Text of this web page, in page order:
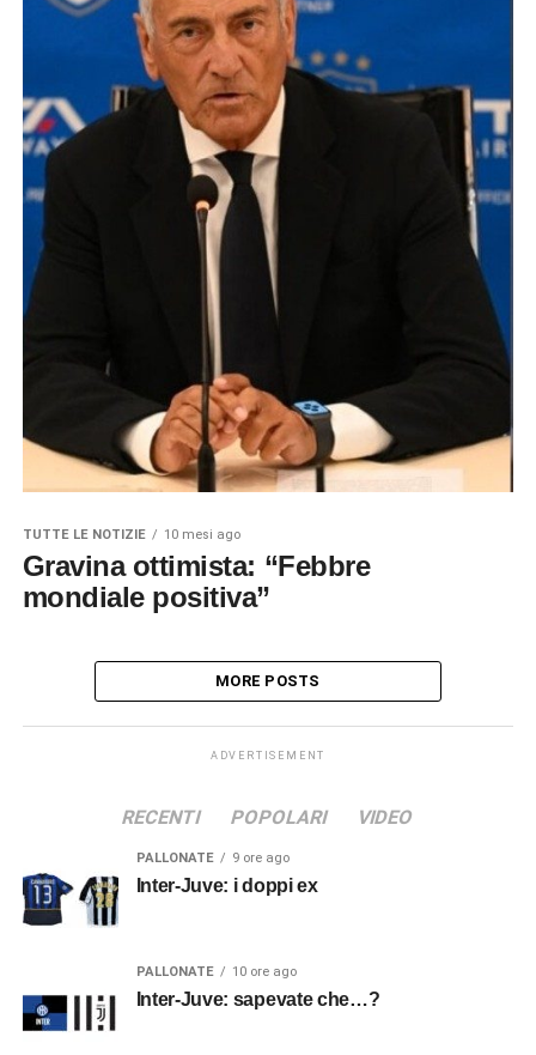
TUTTE LE NOTIZIE 10 mesi ago
Gravina ottimista: “Febbre
mondiale positiva”
MORE POSTS
ADVERTISEMENT
RECENTI POPOLARI VIDEO
PALLONATE 9 ore ago
Inter-Juve: i doppi ex
PALLONATE 10 ore ago
Inter-Juve: sapevate che…?